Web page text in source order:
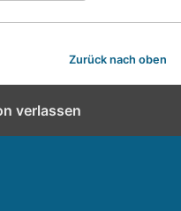
Zurück nach oben
verlassen